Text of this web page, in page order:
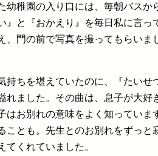
幼稚園の入り口には、毎朝バスか
』と『おかえり』を毎日私に言っ
、門の前で写真を撮ってもらいま
持ちを堪えていたのに、『たいせ
れました。その曲は、息子が大好
お別れの意味をよく知っていま
ことも。先生とのお別れをずっと
てくれていました。